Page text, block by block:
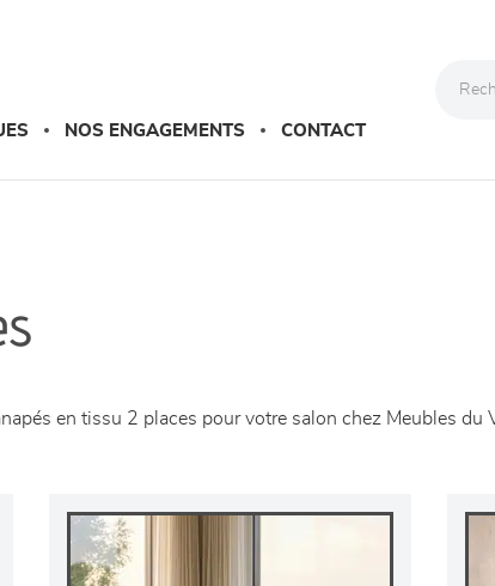
NOS ENGAGEMENTS CONTACT
en tissu 2 places pour votre salon chez Meubles du